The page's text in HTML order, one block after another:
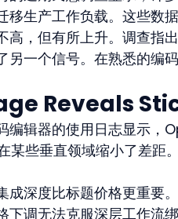
移生产工作负载。这些数
高，但有所上升。调查指
另一个信号。在熟悉的编
Reveals
编辑器的使用日志显示，
些垂直领域缩小了差距
成深度比标题价格更重要
下调无法克服深层工作流绑